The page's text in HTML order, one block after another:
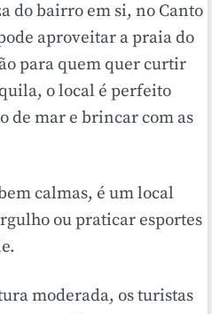
do bairro em si, no Canto
aproveitar a praia do
para quem quer curtir
o local é perfeito
de mar e brincar com as
calmas, é um local
ou praticar esportes
moderada, os turistas